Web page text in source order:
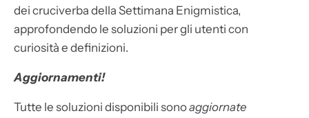
dei cruciverba della Settimana Enigmistica,
approfondendo le soluzioni per gli utenti con
curiosità e definizioni.
Aggiornamenti!
Tutte le soluzioni disponibili sonoaggiornate